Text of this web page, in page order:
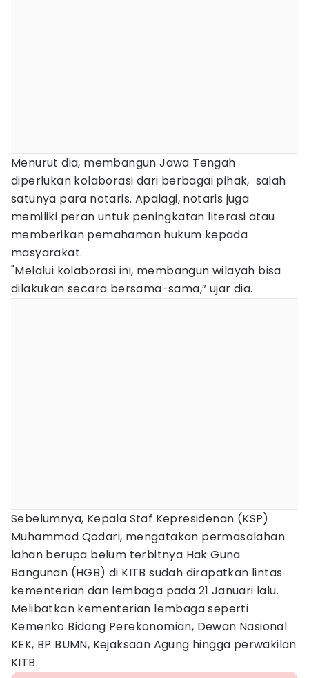
Menurut dia, membangun Jawa Tengah
diperlukan kolaborasi dari berbagai pihak, salah
satunya para notaris. Apalagi, notaris juga
memiliki peran untuk peningkatan literasi atau
memberikan pemahaman hukum kepada
masyarakat.
"Melalui kolaborasi ini, membangun wilayah bisa
dilakukan secara bersama-sama,” ujar dia.
Sebelumnya, Kepala Staf Kepresidenan (KSP)
Muhammad Qodari, mengatakan permasalahan
lahan berupa belum terbitnya Hak Guna
Bangunan (HGB) di KITB sudah dirapatkan lintas
kementerian dan lembaga pada 21 Januari lalu.
Melibatkan kementerian lembaga seperti
Kemenko Bidang Perekonomian, Dewan Nasional
KEK, BP BUMN, Kejaksaan Agung hingga perwakilan
KITB.